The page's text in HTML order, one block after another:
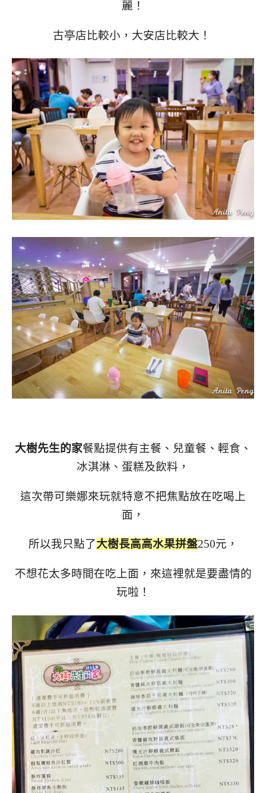
麗！
古亭店比較小，大安店比較大！
大樹先生的家餐點提供有主餐、兒童餐、輕食、
冰淇淋、蛋糕及飲料，
這次帶可樂娜來玩就特意不把焦點放在吃喝上
面，
所以我只點了大樹長高高水果拼盤250元，
不想花太多時間在吃上面，來這裡就是要盡情的
玩啦！